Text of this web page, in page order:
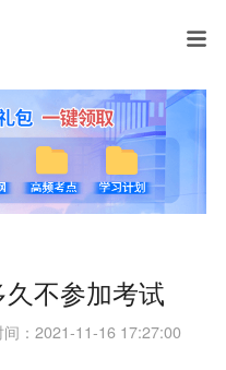
不参加考试
间：2021-11-16 17:27:00